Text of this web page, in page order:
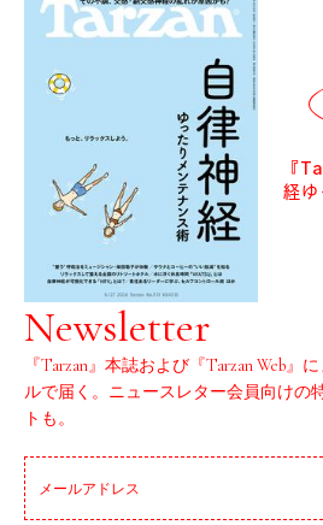
『
経ゆ
Newsletter
『Tarzan』本誌および『Tarzan Web』
ルで届く。ニュースレター会員向けの
トも。